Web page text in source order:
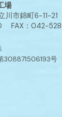
場
市錦町6-11-21
FAX：042-
308871506193号